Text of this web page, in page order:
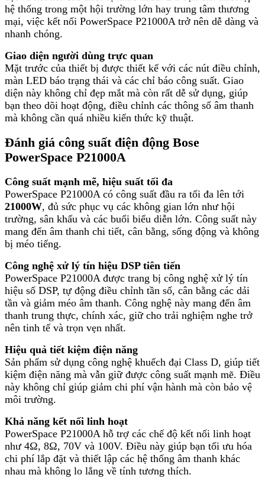
hệ thống trong một hội trường lớn hay trung tâm thương
mại, việc kết nối PowerSpace P21000A trở nên dễ dàng và
nhanh chóng.
Giao diện người dùng trực quan
Mặt trước của thiết bị được thiết kế với các nút điều chỉnh,
màn LED báo trạng thái và các chỉ báo công suất. Giao
diện này không chỉ đẹp mắt mà còn rất dễ sử dụng, giúp
bạn theo dõi hoạt động, điều chỉnh các thông số âm thanh
mà không cần quá nhiều kiến thức kỹ thuật.
Đánh giá công suất điện động Bose
PowerSpace P21000A
Công suất mạnh mẽ, hiệu suất tối đa
PowerSpace P21000A có công suất đầu ra tối đa lên tới
21000W, đủ sức phục vụ các không gian lớn như hội
trường, sân khấu và các buổi biểu diễn lớn. Công suất này
mang đến âm thanh chi tiết, cân bằng, sống động và không
bị méo tiếng.
Công nghệ xử lý tín hiệu DSP tiên tiến
PowerSpace P21000A được trang bị công nghệ xử lý tín
hiệu số DSP, tự động điều chỉnh tần số, cân bằng các dải
tần và giảm méo âm thanh. Công nghệ này mang đến âm
thanh trung thực, chính xác, giữ cho trải nghiệm nghe trở
nên tinh tế và trọn vẹn nhất.
Hiệu quả tiết kiệm điện năng
Sản phẩm sử dụng công nghệ khuếch đại Class D, giúp tiết
kiệm điện năng mà vẫn giữ được công suất mạnh mẽ. Điều
này không chỉ giúp giảm chi phí vận hành mà còn bảo vệ
môi trường.
Khả năng kết nối linh hoạt
PowerSpace P21000A hỗ trợ các chế độ kết nối linh hoạt
như 4Ω, 8Ω, 70V và 100V. Điều này giúp bạn tối ưu hóa
chi phí lắp đặt và thiết lập các hệ thống âm thanh khác
nhau mà không lo lắng về tính tương thích.